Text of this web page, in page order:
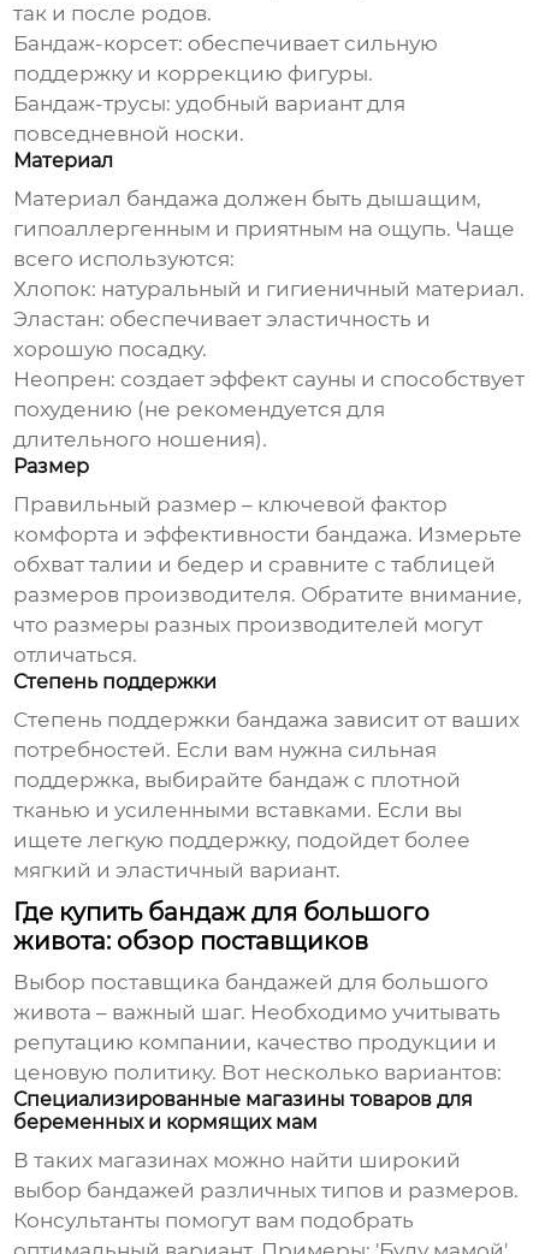
так и после родов.
Бандаж-корсет: обеспечивает сильную
поддержку и коррекцию фигуры.
Бандаж-трусы: удобный вариант для
повседневной носки.
Материал
Материал бандажа должен быть дышащим,
гипоаллергенным и приятным на ощупь. Чаще
всего используются:
Хлопок: натуральный и гигиеничный материал.
Эластан: обеспечивает эластичность и
хорошую посадку.
Неопрен: создает эффект сауны и способствует
похудению (не рекомендуется для
длительного ношения).
Размер
Правильный размер – ключевой фактор
комфорта и эффективности бандажа. Измерьте
обхват талии и бедер и сравните с таблицей
размеров производителя. Обратите внимание,
что размеры разных производителей могут
отличаться.
Степень поддержки
Степень поддержки бандажа зависит от ваших
потребностей. Если вам нужна сильная
поддержка, выбирайте бандаж с плотной
тканью и усиленными вставками. Если вы
ищете легкую поддержку, подойдет более
мягкий и эластичный вариант.
Где купить бандаж для большого
живота: обзор поставщиков
Выбор поставщика бандажей для большого
живота – важный шаг. Необходимо учитывать
репутацию компании, качество продукции и
ценовую политику. Вот несколько вариантов:
Специализированные магазины товаров для
беременных и кормящих мам
В таких магазинах можно найти широкий
выбор бандажей различных типов и размеров.
Консультанты помогут вам подобрать